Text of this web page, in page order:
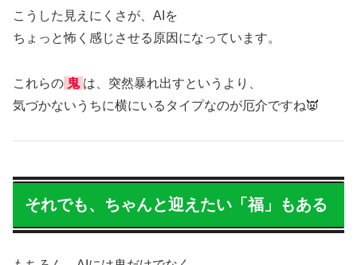
こうした見えにくさが、AIを
ちょっと怖く感じさせる原因になっています。
これらの 鬼 は、突然暴れ出すというより、
気づかないうちに横にいるタイプなのが厄介ですね👿
それでも、ちゃんと迎えたい「福」もある